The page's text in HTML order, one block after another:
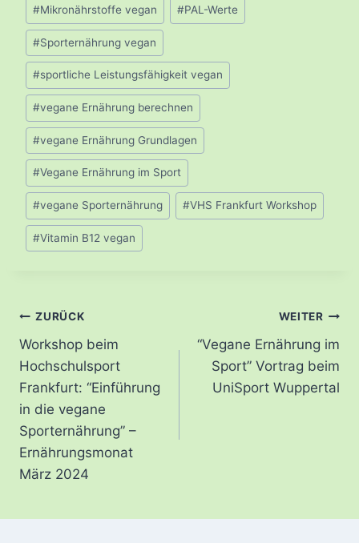
#Mikronährstoffe vegan #PAL-Werte
#Sporternährung vegan
#sportliche Leistungsfähigkeit vegan
#vegane Ernährung berechnen
#vegane Ernährung Grundlagen
#Vegane Ernährung im Sport
#vegane Sporternährung #VHS Frankfurt Workshop
#Vitamin B12 vegan
Beitragsnavigation
ZURÜCK
Workshop beim
Hochschulsport
Frankfurt: “Einführung
in die vegane
Sporternährung” –
Ernährungsmonat
März 2024
WEITER
“Vegane Ernährung im
Sport” Vortrag beim
UniSport Wuppertal